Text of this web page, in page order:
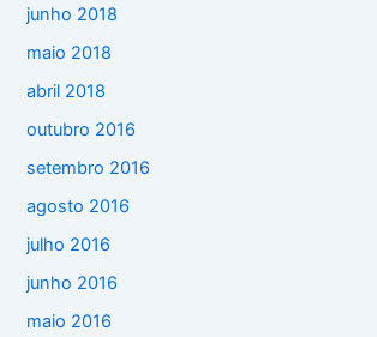
junho 2018
maio 2018
abril 2018
outubro 2016
setembro 2016
agosto 2016
julho 2016
junho 2016
maio 2016